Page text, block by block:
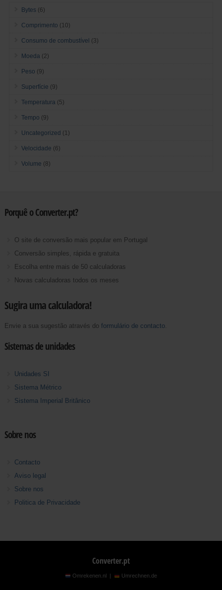
Bytes (6)
Comprimento (10)
Consumo de combustível (3)
Moeda(2)
Peso (9)
Superfície (9)
Temperatura(5)
Tempo (9)
Uncategorized (1)
Velocidade (6)
Volume (8)
Porquê o Converter.pt?
O site de conversão mais popular em Portugal
Conversão simples, rápida e gratuita
Escolha entre mais de 50 calculadoras
Novas calculadoras todos os meses
Sugira uma calculadora!
Envie a sua sugestão através do formulário de contacto.
Sistemas de unidades
Unidades SI
Sistema Métrico
Sistema Imperial Britânico
Sobre nos
Contacto
Aviso legal
Sobre nos
Politica de Privacidade
Converter.pt
Omrekenen.nl Umrechnen.de